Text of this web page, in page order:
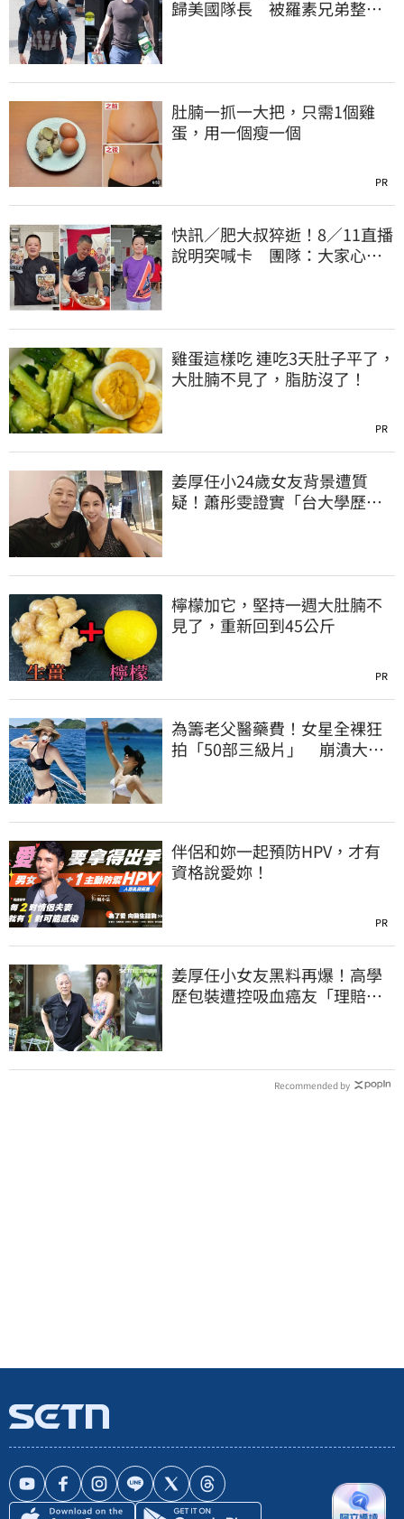
歸美國隊長 被羅素兄弟整到
肚腩一抓一大把，只需1個雞
蛋，用一個瘦一個
PR
快訊／肥大叔猝逝！8／11直播
說明突喊卡 團隊：大家心情
雞蛋這樣吃 連吃3天肚子平了，
大肚腩不見了，脂肪沒了！
PR
姜厚任小24歲女友背景遭質
疑！蕭彤雯證實「台大學歷是
檸檬加它，堅持一週大肚腩不
見了，重新回到45公斤
PR
為籌老父醫藥費！女星全裸狂
拍「50部三級片」 崩潰大
伴侶和妳一起預防HPV，才有
資格說愛妳！
PR
姜厚任小女友黑料再爆！高學
歷包裝遭控吸血癌友「理賠
Recommended by